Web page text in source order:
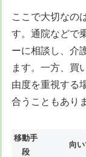
ここで大切なの
す。通院などで
ーに相談し、介
ます。一方、買
由度を重視する
合うこともあり
移動手
段
向